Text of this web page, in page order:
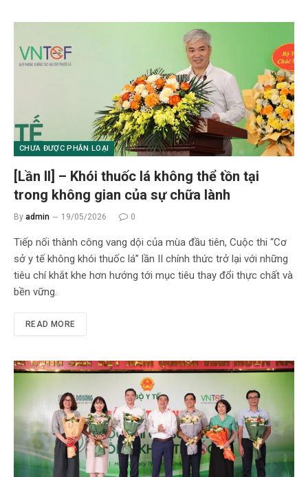
CHƯA ĐƯỢC PHÂN LOẠI
[Lần II] – Khói thuốc lá không thể tồn tại
trong không gian của sự chữa lành
By admin 19/05/2026 0
Tiếp nối thành công vang dội của mùa đầu tiên, Cuộc thi “Cơ
sở y tế không khói thuốc lá” lần II chính thức trở lại với những
tiêu chí khắt khe hơn hướng tới mục tiêu thay đổi thực chất và
bền vững.
READ MORE